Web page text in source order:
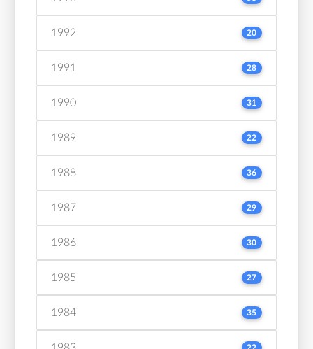
1992 20
1991 28
1990 31
1989 22
1988 36
1987 29
1986 30
1985 27
1984 35